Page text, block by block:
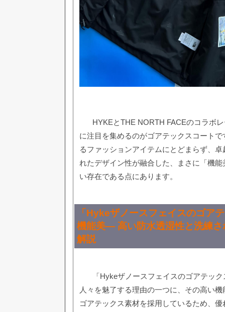
HYKEとTHE NORTH FACEのコラボ
に注目を集めるのがゴアテックスコート
るファッションアイテムにとどまらず、
れたデザイン性が融合した、まさに「機
い存在である点にあります。
「Hykeザノースフェイスのゴア
機能美— 高い防水透湿性と洗練さ
解説
「Hykeザノースフェイスのゴアテッ
人々を魅了する理由の一つに、その高い
ゴアテックス素材を採用しているため、